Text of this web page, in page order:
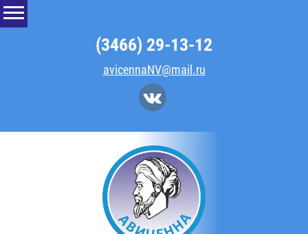
(3466) 29-13-12
avicennaNV@mail.ru